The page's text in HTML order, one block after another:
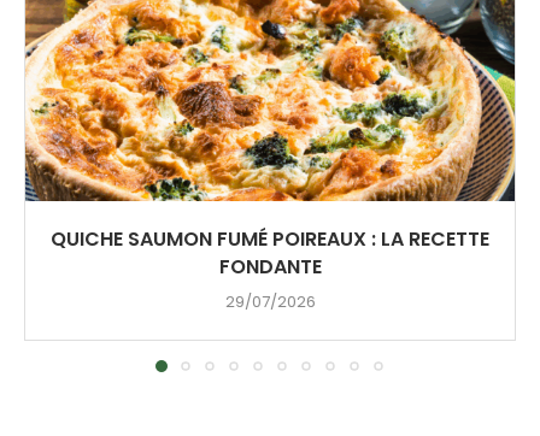
QUICHE SAUMON FUMÉ POIREAUX : LA RECETTE
FONDANTE
29/07/2026